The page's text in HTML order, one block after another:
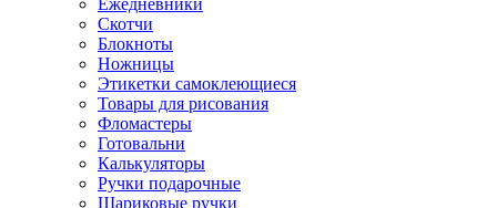
Ежедневники
Скотчи
Блокноты
Ножницы
Этикетки самоклеющиеся
Товары для рисования
Фломастеры
Готовальни
Калькуляторы
Ручки подарочные
Шариковые ручки